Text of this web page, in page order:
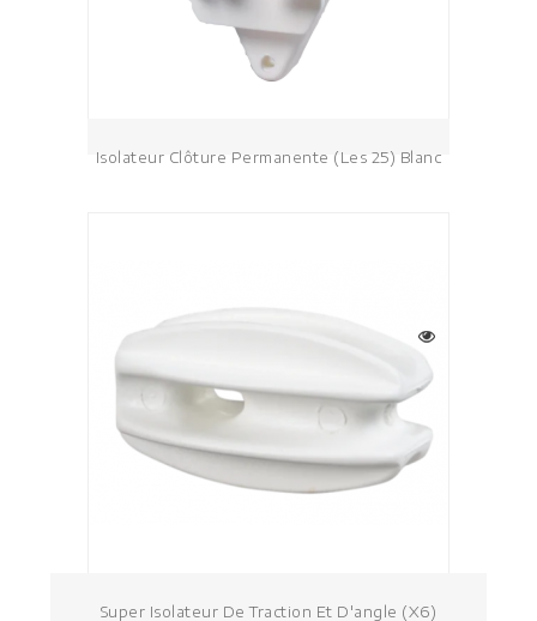
Isolateur Clôture Permanente (les 25) Blanc
Super Isolateur De Traction Et D'angle (x6)